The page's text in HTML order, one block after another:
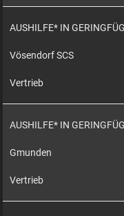
AUSHILFE* IN
Vösendorf SCS
Vertrieb
AUSHILFE* IN
Gmunden
Vertrieb